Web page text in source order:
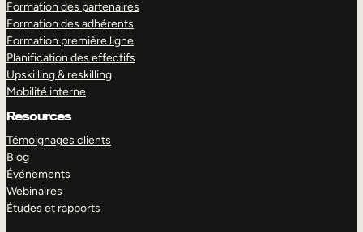
Formation des partenaires
Formation des adhérents
Formation première ligne
Planification des effectifs
Upskilling & reskilling
Mobilité interne
Resources
Témoignages clients
Blog
Événements
Webinaires
Études et rapports